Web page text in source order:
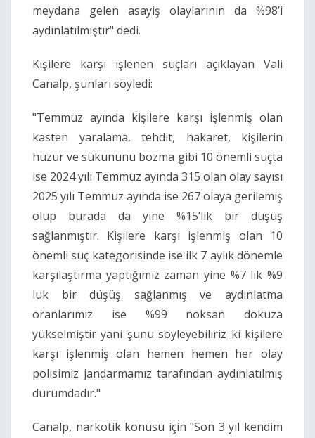
meydana gelen asayiş olaylarının da %98’i
aydınlatılmıştır" dedi.
Kişilere karşı işlenen suçları açıklayan Vali
Canalp, şunları söyledi:
"Temmuz ayında kişilere karşı işlenmiş olan
kasten yaralama, tehdit, hakaret, kişilerin
huzur ve sükununu bozma gibi 10 önemli suçta
ise 2024 yılı Temmuz ayında 315 olan olay sayısı
2025 yılı Temmuz ayında ise 267 olaya gerilemiş
olup burada da yine %15’lik bir düşüş
sağlanmıştır. Kişilere karşı işlenmiş olan 10
önemli suç kategorisinde ise ilk 7 aylık dönemle
karşılaştırma yaptığımız zaman yine %7 lik %9
luk bir düşüş sağlanmış ve aydınlatma
oranlarımız ise %99 noksan dokuza
yükselmiştir yani şunu söyleyebiliriz ki kişilere
karşı işlenmiş olan hemen hemen her olay
polisimiz jandarmamız tarafından aydınlatılmış
durumdadır."
Canalp, narkotik konusu için "Son 3 yıl kendim